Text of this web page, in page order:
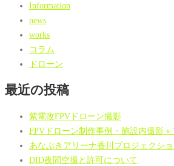
Information
news
works
コラム
ドローン
最近の投稿
紫電改FPVドローン撮影
FPVドローン制作事例・施設内撮影＋
あなぶきアリーナ香川プロジェクシ
DID夜間空撮と許可について